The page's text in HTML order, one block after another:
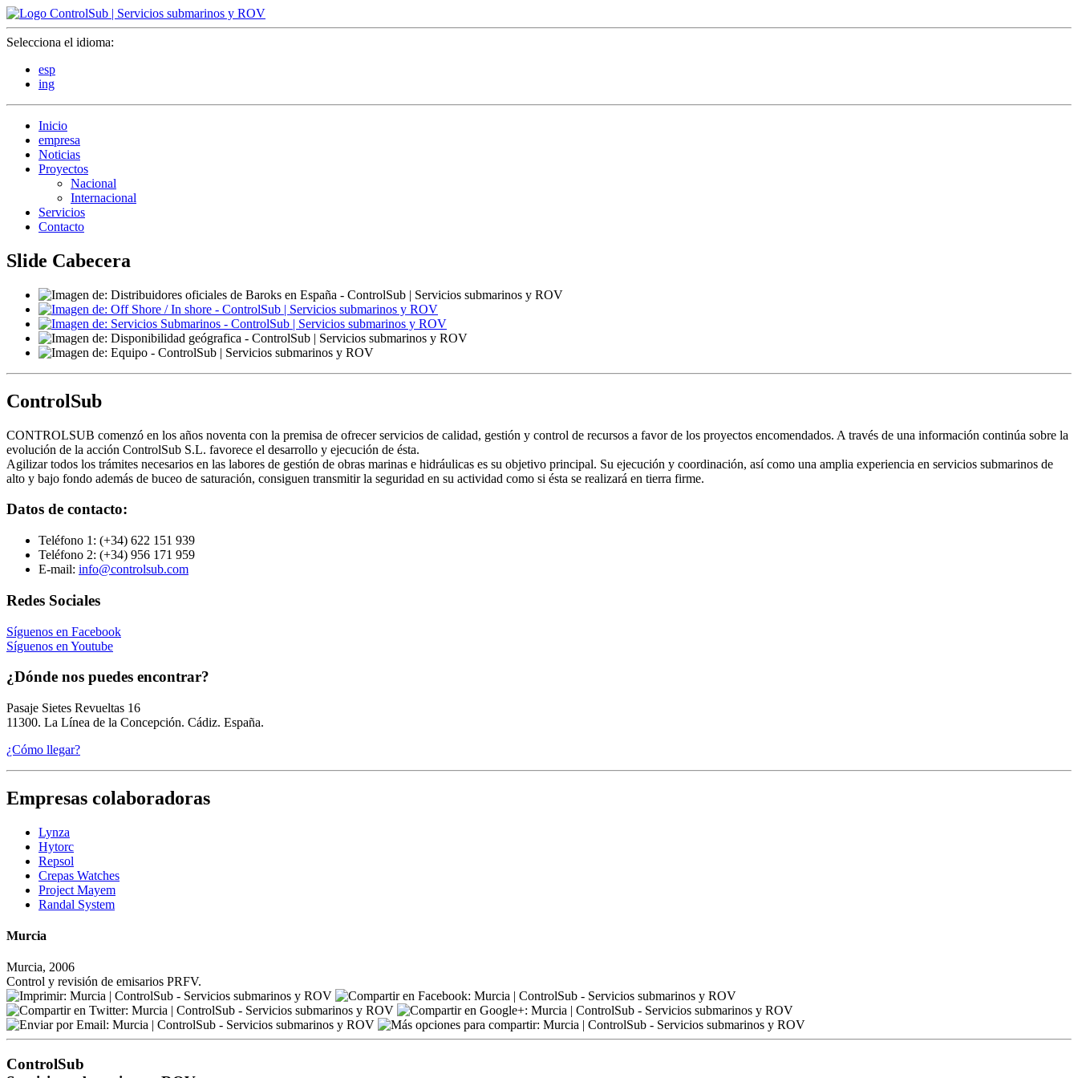
Selecciona el idioma:
esp
ing
Inicio
empresa
Noticias
Proyectos
Nacional
Internacional
Servicios
Contacto
Slide Cabecera
ControlSub
CONTROLSUB comenzó en los años noventa con la premisa de ofrecer servicios de calidad, gestión y control de recursos a favor de los proyectos encomendados. A través de una información continúa sobre la
evolución de la acción ControlSub S.L. favorece el desarrollo y ejecución de ésta.
Agilizar todos los trámites necesarios en las labores de gestión de obras marinas e hidráulicas es su objetivo principal. Su ejecución y coordinación, así como una amplia experiencia en servicios submarinos de
alto y bajo fondo además de buceo de saturación, consiguen transmitir la seguridad en su actividad como si ésta se realizará en tierra firme.
Datos de contacto:
Teléfono 1: (+34) 622 151 939
Teléfono 2: (+34) 956 171 959
E-mail: info@controlsub.com
Redes Sociales
Síguenos en Facebook
Síguenos en Youtube
¿Dónde nos puedes encontrar?
Pasaje Sietes Revueltas 16
11300. La Línea de la Concepción. Cádiz. España.
¿Cómo llegar?
Empresas colaboradoras
Lynza
Hytorc
Repsol
Crepas Watches
Project Mayem
Randal System
Murcia
Murcia, 2006
Control y revisión de emisarios PRFV.
ControlSub